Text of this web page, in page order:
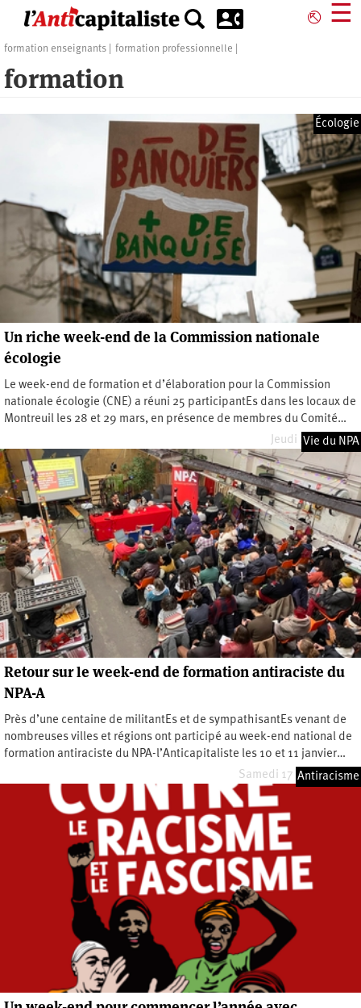
contenu
⎋ ☰
formation enseignants formation professionnelle
formation
Écologie
Un riche week-end de la Commission nationale
écologie
Le week-end de formation et d’élaboration pour la Commission
nationale écologie (CNE) a réuni 25 participantEs dans les locaux de
Montreuil les 28 et 29 mars, en présence de membres du Comité…
Jeudi 2 avril 2026
Vie du NPA
Retour sur le week-end de formation antiraciste du
NPA-A
Près d’une centaine de militantEs et de sympathisantEs venant de
nombreuses villes et régions ont participé au week-end national de
formation antiraciste du NPA-l’Anticapitaliste les 10 et 11 janvier…
Samedi 17 janvier 2026
Antiracisme